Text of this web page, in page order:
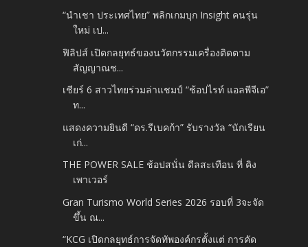
“นำเชา ประเทศไทย” พลิกเกมบุก Insight คนรุ่น
ใหม่ เป...
ฟิลิปส์ เปิดกลยุทธ์ของนวัตกรรมเครื่องติดตาม
สัญญาณช...
เชียร์ 6 สาวไทยร่วมล่าแชมป์ “ช้อปไรท์ แอลพีจีเอ”
ท...
แสดงความยินดี “ดร.รีเบคก้า” รับรางวัล “นักเรียน
เก่...
THE POWER SALE ช้อปสนั่น ดีลสะเทือน ที่ คิง
เพาเวอร์
Gran Turismo World Series 2026 รอบที่ 3จะจัด
ขึ้น ณ...
“KCG เปิดกลยุทธ์การจัดทัพองค์กรตั้งแต่ การคัด